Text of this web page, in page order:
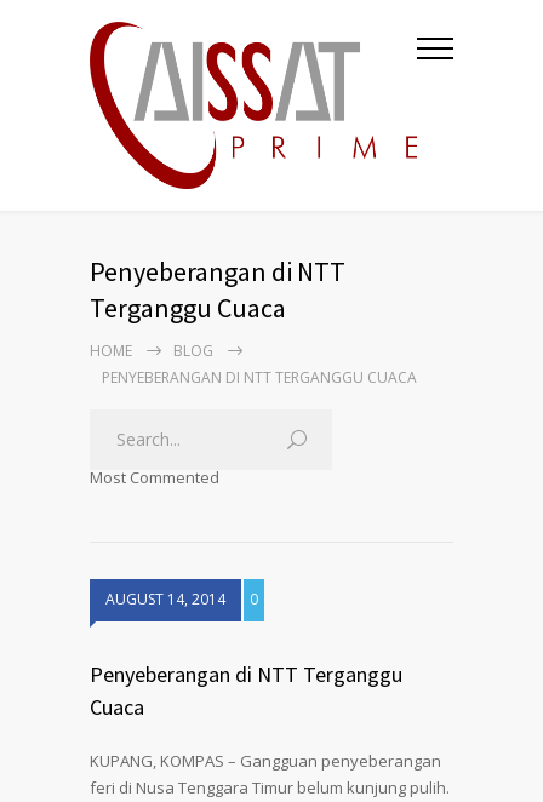
Penyeberangan di NTT
Terganggu Cuaca
HOME
BLOG
PENYEBERANGAN DI NTT TERGANGGU CUACA
Most Commented
AUGUST 14, 2014 0
Penyeberangan di NTT Terganggu
Cuaca
KUPANG, KOMPAS – Gangguan penyeberangan
feri di Nusa Tenggara Timur belum kunjung pulih.